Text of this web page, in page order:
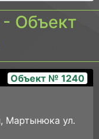
Объект
Объект № 1240
Мартынюка ул.